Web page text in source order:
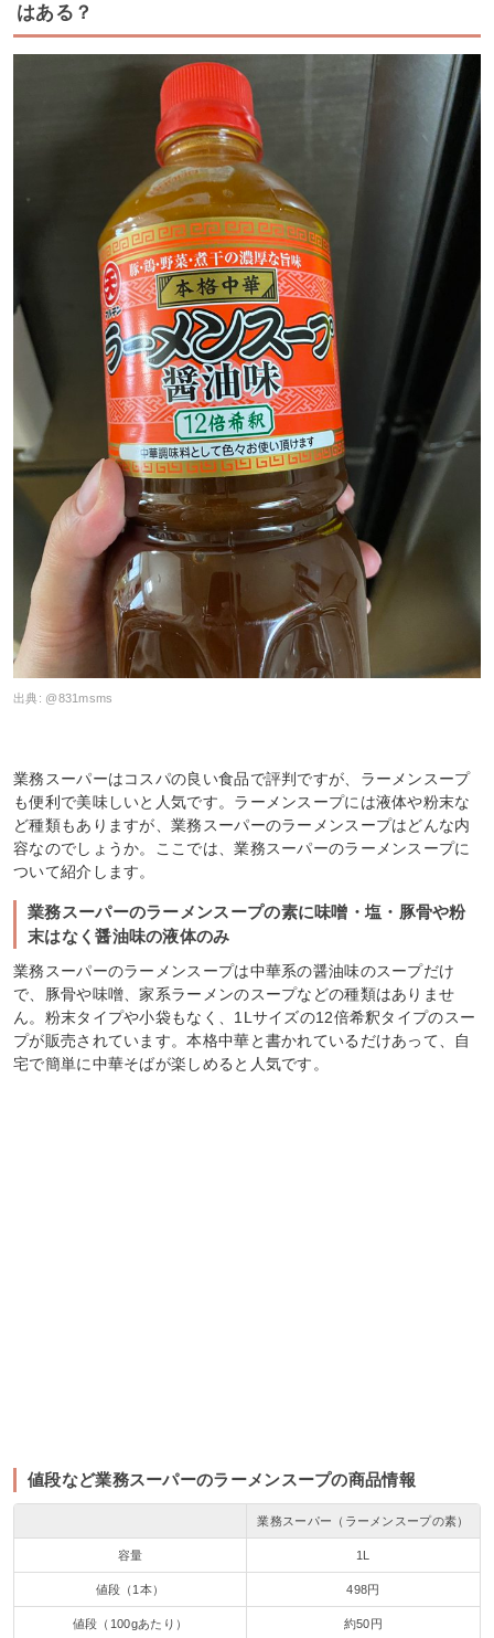
はある？
出典: @831msms
業務スーパーはコスパの良い食品で評判ですが、ラーメンスープ
も便利で美味しいと人気です。ラーメンスープには液体や粉末な
ど種類もありますが、業務スーパーのラーメンスープはどんな内
容なのでしょうか。ここでは、業務スーパーのラーメンスープに
ついて紹介します。
業務スーパーのラーメンスープの素に味噌・塩・豚骨や粉
末はなく醤油味の液体のみ
業務スーパーのラーメンスープは中華系の醤油味のスープだけ
で、豚骨や味噌、家系ラーメンのスープなどの種類はありませ
ん。粉末タイプや小袋もなく、1Lサイズの12倍希釈タイプのスー
プが販売されています。本格中華と書かれているだけあって、自
宅で簡単に中華そばが楽しめると人気です。
値段など業務スーパーのラーメンスープの商品情報
業務スーパー（ラーメンスープの素）
容量 1L
値段（1本） 498円
値段（100gあたり） 約50円